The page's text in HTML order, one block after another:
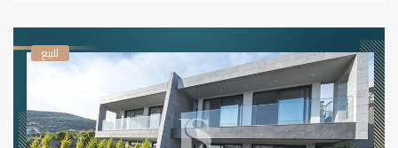
للبيع